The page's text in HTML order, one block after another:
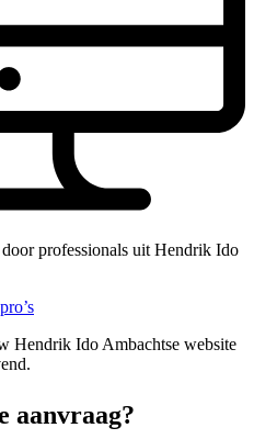
professionals uit Hendrik Ido
Hendrik Ido Ambachtse website
aanvraag?